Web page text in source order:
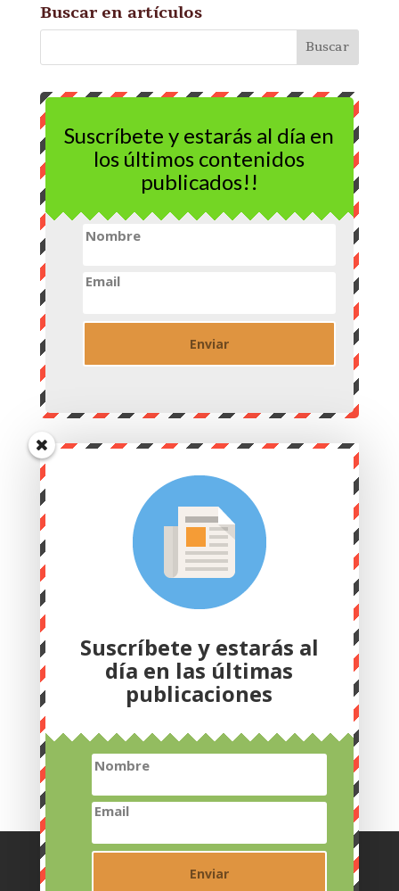
Buscar en artículos
Suscríbete y estarás al día en
los últimos contenidos
publicados!!
Nombre
Email
Inicio Qué es Biogroweb
Nota legal
Contacto
Suscríbete y estarás al
día en las últimas
publicaciones
Nombre
Email